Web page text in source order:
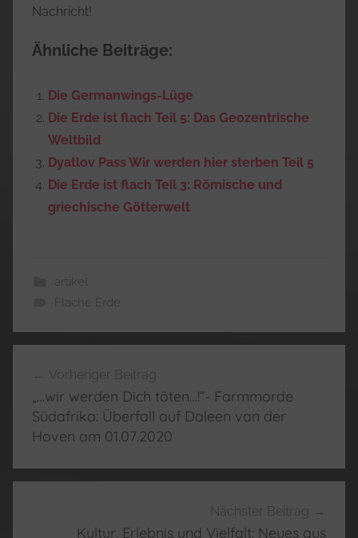
Nachricht!
Ähnliche Beiträge:
Die Germanwings-Lüge
Die Erde ist flach Teil 5: Das Geozentrische
Weltbild
Dyatlov Pass Wir werden hier sterben Teil 5
Die Erde ist flach Teil 3: Römische und
griechische Götterwelt
artikel
Flache Erde
Vorheriger Beitrag
„…wir werden Dich töten…!“- Farmmorde
Südafrika: Überfall auf Daleen van der
Hoven am 01.07.2020
Nächster Beitrag
Kultur, Erlebnis und Vielfalt: Neues aus